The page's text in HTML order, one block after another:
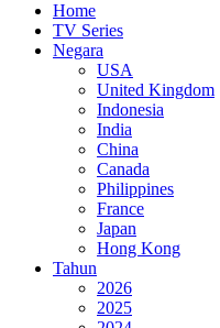
Home
TV Series
Negara
USA
United Kingdom
Indonesia
India
China
Canada
Philippines
France
Japan
Hong Kong
Tahun
2026
2025